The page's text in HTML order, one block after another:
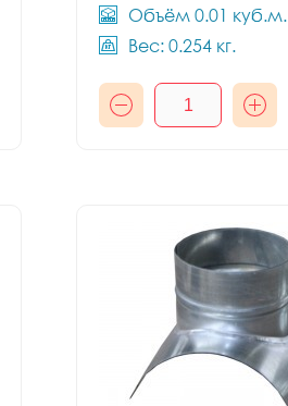
Объём 0.01 куб.м.
Вес: 0.254 кг.